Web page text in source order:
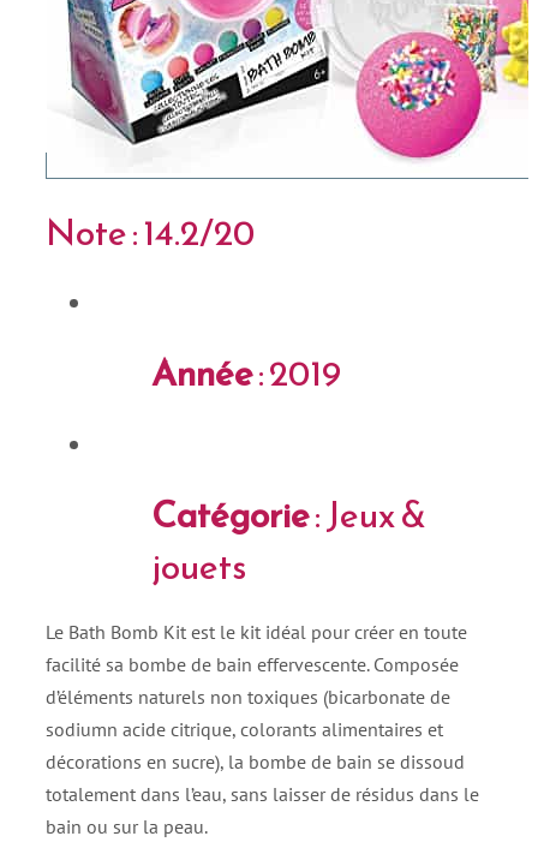
Note : 14.2/20
Année: 2019
Catégorie: Jeux &
jouets
Le Bath Bomb Kit est le kit idéal pour créer en toute
facilité sa bombe de bain effervescente. Composée
d’éléments naturels non toxiques (bicarbonate de
sodiumn acide citrique, colorants alimentaires et
décorations en sucre), la bombe de bain se dissoud
totalement dans l’eau, sans laisser de résidus dans le
bain ou sur la peau.